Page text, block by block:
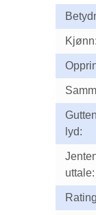
Kjønn:
lyd:
uttale: